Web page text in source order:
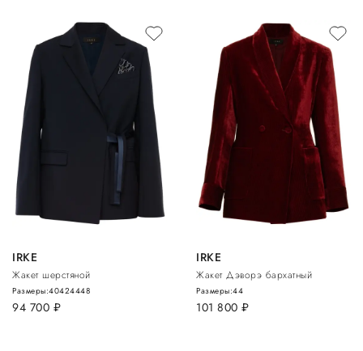
IRKE
Жакет шерстяной
94 700 руб.
Размеры:40424448
IRKE
Жакет Дэворэ бархатный
101 800 руб.
Размеры:44